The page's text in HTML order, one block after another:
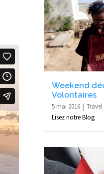
Weekend
Volontaires
5 mai 2016
Lisez notre Blog